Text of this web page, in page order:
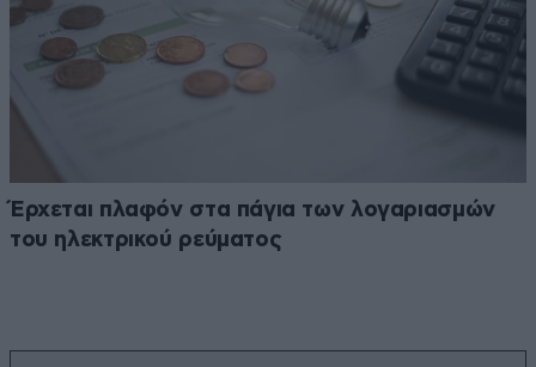
Έρχεται πλαφόν στα πάγια των λογαριασμών
του ηλεκτρικού ρεύματος